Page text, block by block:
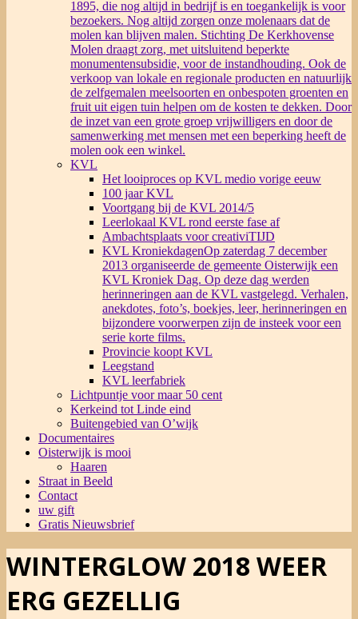
1895, die nog altijd in bedrijf is en toegankelijk is voor
bezoekers. Nog altijd zorgen onze molenaars dat de
molen kan blijven malen. Stichting De Kerkhovense
Molen draagt zorg, met uitsluitend beperkte
monumentensubsidie, voor de instandhouding. Ook de
verkoop van lokale en regionale producten en natuurlijk
de zelfgemalen meelsoorten en onbespoten groenten en
fruit uit eigen tuin helpen om de kosten te dekken. Door
de inzet van een grote groep vrijwilligers en door de
samenwerking met mensen met een beperking heeft de
molen ook een winkel.
KVL
Het looiproces op KVL medio vorige eeuw
100 jaar KVL
Voortgang bij de KVL 2014/5
Leerlokaal KVL rond eerste fase af
Ambachtsplaats voor creativiTIJD
KVL KroniekdagenOp zaterdag 7 december
2013 organiseerde de gemeente Oisterwijk een
KVL Kroniek Dag. Op deze dag werden
herinneringen aan de KVL vastgelegd. Verhalen,
anekdotes, foto’s, boekjes, leer, herinneringen en
bijzondere voorwerpen zijn de insteek voor een
serie korte films.
Provincie koopt KVL
Leegstand
KVL leerfabriek
Lichtpuntje voor maar 50 cent
Kerkeind tot Linde eind
Buitengebied van O’wijk
Documentaires
Oisterwijk is mooi
Haaren
Straat in Beeld
Contact
uw gift
Gratis Nieuwsbrief
WINTERGLOW 2018 WEER
ERG GEZELLIG